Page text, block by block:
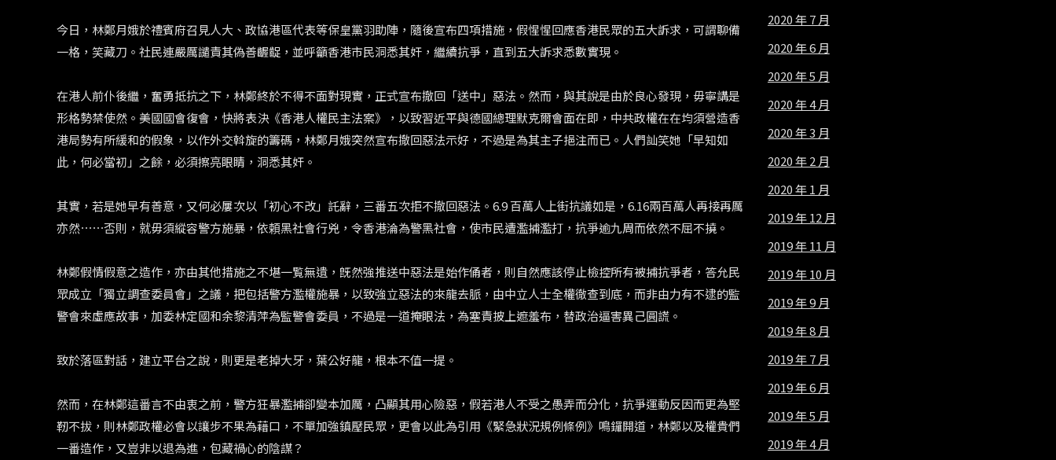
今日，林鄭月娥於禮賓府召見人大、政協港區代表等保皇黨羽助陣，隨後宣布四項措施，假惺惺回應香港民眾的五大訴求，可謂聊備
一格，笑藏刀。社民連嚴厲譴責其偽善齷齪，並呼籲香港市民洞悉其奸，繼續抗爭，直到五大訴求悉數實現。
在港人前仆後繼，奮勇抵抗之下，林鄭終於不得不面對現實，正式宣布撤回「送中」惡法。然而，與其說是由於良心發現，毋寧講是
形格勢禁使然。美國國會復會，快將表決《香港人權民主法案》，以致習近平與德國總理默克爾會面在即，中共政權在在均須營造香
港局勢有所緩和的假象，以作外交斡旋的籌碼，林鄭月娥突然宣布撤回惡法示好，不過是為其主子挹注而已。人們訕笑她「早知如
此，何必當初」之餘，必須擦亮眼睛，洞悉其奸。
其實，若是她早有善意，又何必屢次以「初心不改」託辭，三番五次拒不撤回惡法。6.9 百萬人上街抗議如是，6.16兩百萬人再接再厲
亦然⋯⋯否則，就毋須縱容警方施暴，依頼黑社會行兇，令香港淪為警黑社會，使市民遭濫捕濫打，抗爭逾九周而依然不屈不撓。
林鄭假情假意之造作，亦由其他措施之不堪一覧無遺，旣然強推送中惡法是始作俑者，則自然應該停止檢控所有被捕抗爭者，答允民
眾成立「獨立調查委員會」之議，把包括警方濫權施暴，以致強立惡法的來龍去脈，由中立人士全權徹查到底，而非由力有不逮的監
警會來虛應故事，加委林定國和余黎清萍為監警會委員，不過是一道掩眼法，為塞責披上遮羞布，替政治逼害異己圓謊。
致於落區對話，建立平台之說，則更是老掉大牙，葉公好龍，根本不值一提。
然而，在林鄭這番言不由衷之前，警方狂暴濫捕卻變本加厲，凸顯其用心險惡，假若港人不受之愚弄而分化，抗爭運動反因而更為堅
靭不拔，則林鄭政權必會以讓步不果為藉口，不單加強鎮壓民眾，更會以此為引用《緊急狀況規例條例》鳴鑼開道，林鄭以及權貴們
一番造作，又豈非以退為進，包藏禍心的陰謀？
2020 年 7 月
2020 年 6 月
2020 年 5 月
2020 年 4 月
2020 年 3 月
2020 年 2 月
2020 年 1 月
2019 年 12 月
2019 年 11 月
2019 年 10 月
2019 年 9 月
2019 年 8 月
2019 年 7 月
2019 年 6 月
2019 年 5 月
2019 年 4 月